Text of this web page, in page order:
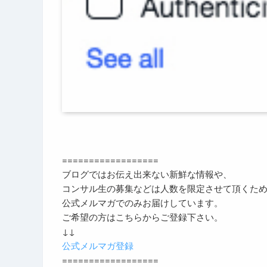
==================
ブログではお伝え出来ない新鮮な情報や、
コンサル生の募集などは人数を限定させて頂くため
公式メルマガでのみお届けしています。
ご希望の方はこちらからご登録下さい。
↓↓
公式メルマガ登録
==================